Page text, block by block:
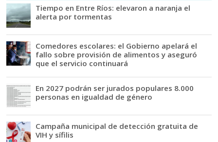
Tiempo en Entre Ríos: elevaron a naranja el
alerta por tormentas
Comedores escolares: el Gobierno apelará el
fallo sobre provisión de alimentos y aseguró
que el servicio continuará
En 2027 podrán ser jurados populares 8.000
personas en igualdad de género
Campaña municipal de detección gratuita de
VIH y sífilis